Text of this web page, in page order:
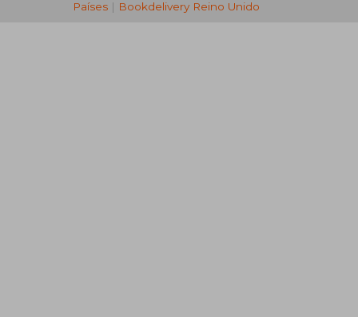
Países | Bookdelivery Reino Unido